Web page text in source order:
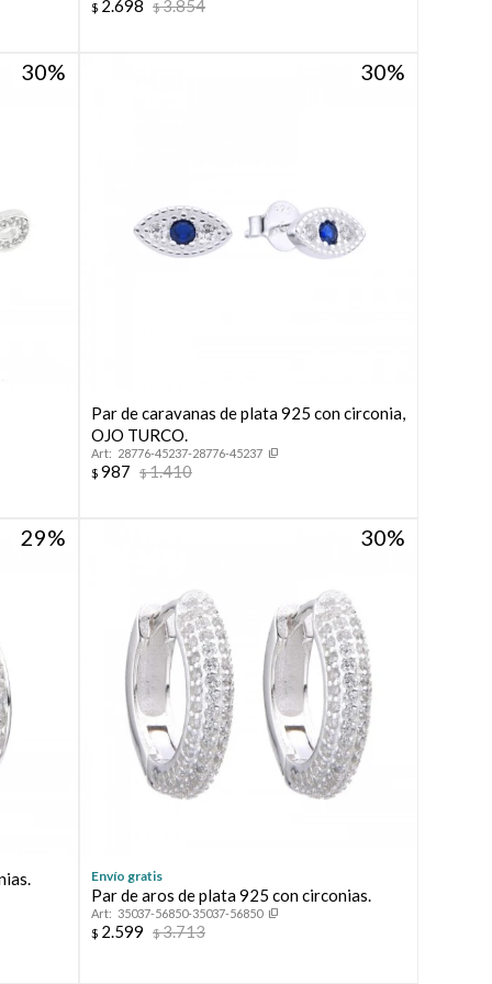
$ 2.698 $3.854
30 30
Par de caravanas de plata 925 con circonia,
OJO TURCO.
28776-45237-28776-45237
$ 987 $1.410
29 30
Envío gratis
Par de aros de plata 925 con circonias.
35037-56850-35037-56850
$ 2.599 $3.713